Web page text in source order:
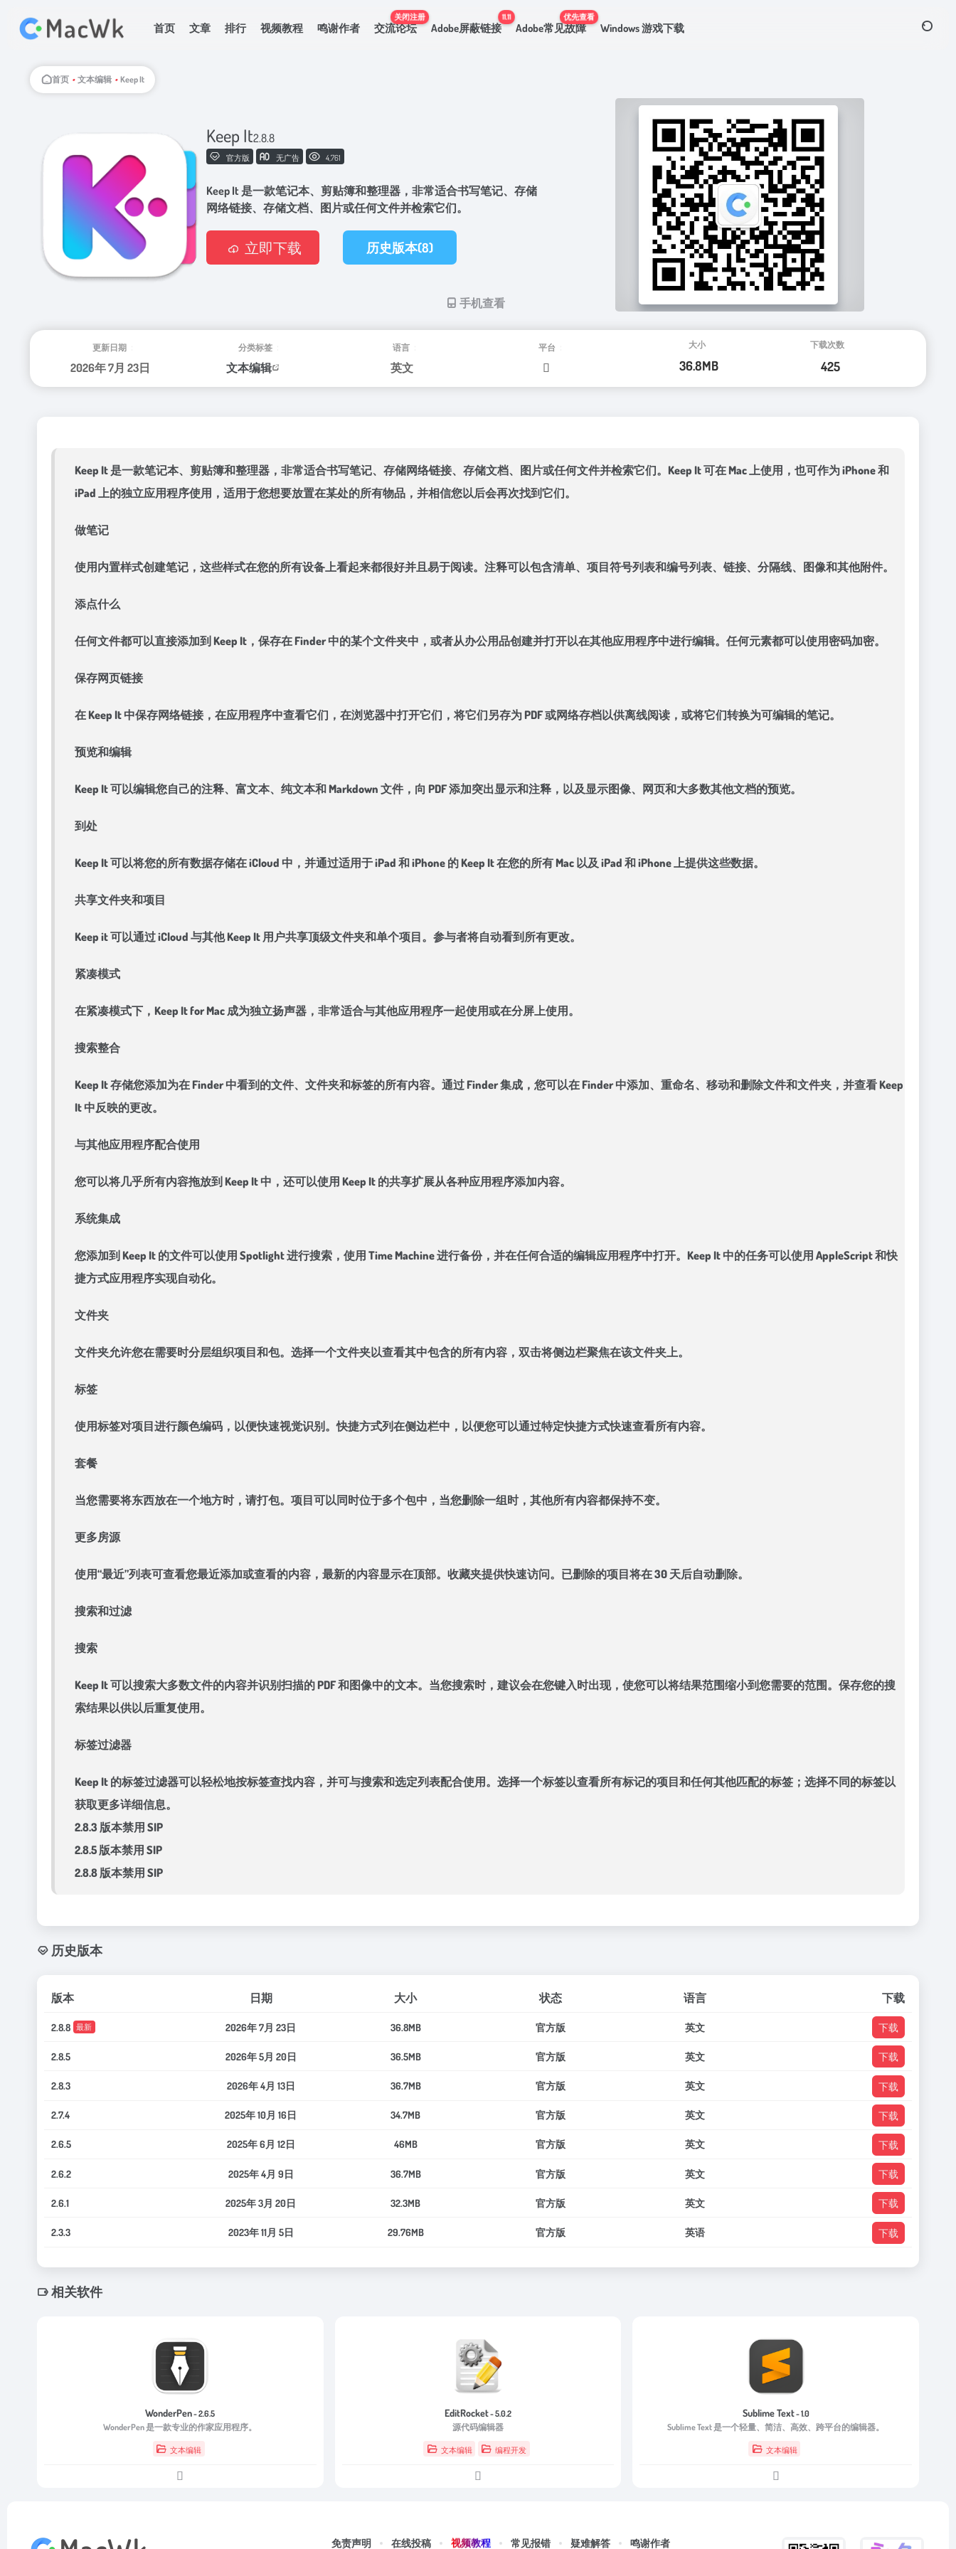
首页 文章 排行 视频教程 鸣谢作者 交流论坛
关闭注册
Adobe屏蔽链接
11.11
Adobe常见故障
优先查看
Windows 游戏下载
首页 • 文本编辑 • Keep It
Keep It2.8.8
官方版 无广告 4,761
Keep It 是一款笔记本、剪贴簿和整理器，非常适合书写笔记、存储
网络链接、存储文档、图片或任何文件并检索它们。
更新日期：
2026年 7月 23日
分类标签：
文本编辑
语言：
英文
平台：
立即下载 历史版本(8)
手机查看
Keep It 是一款笔记本、剪贴簿和整理器，非常适合书写笔记、存储网络链接、存储文档、图片或任何文件并检索它们。Keep It 可在 Mac 上使用，也可作为 iPhone 和
iPad 上的独立应用程序使用，适用于您想要放置在某处的所有物品，并相信您以后会再次找到它们。
做笔记
使用内置样式创建笔记，这些样式在您的所有设备上看起来都很好并且易于阅读。注释可以包含清单、项目符号列表和编号列表、链接、分隔线、图像和其他附件。
添点什么
任何文件都可以直接添加到 Keep It，保存在 Finder 中的某个文件夹中，或者从办公用品创建并打开以在其他应用程序中进行编辑。任何元素都可以使用密码加密。
保存网页链接
在 Keep It 中保存网络链接，在应用程序中查看它们，在浏览器中打开它们，将它们另存为 PDF 或网络存档以供离线阅读，或将它们转换为可编辑的笔记。
预览和编辑
Keep It 可以编辑您自己的注释、富文本、纯文本和 Markdown 文件，向 PDF 添加突出显示和注释，以及显示图像、网页和大多数其他文档的预览。
到处
Keep It 可以将您的所有数据存储在 iCloud 中，并通过适用于 iPad 和 iPhone 的 Keep It 在您的所有 Mac 以及 iPad 和 iPhone 上提供这些数据。
共享文件夹和项目
Keep it 可以通过 iCloud 与其他 Keep It 用户共享顶级文件夹和单个项目。参与者将自动看到所有更改。
紧凑模式
在紧凑模式下，Keep It for Mac 成为独立扬声器，非常适合与其他应用程序一起使用或在分屏上使用。
搜索整合
Keep It 存储您添加为在 Finder 中看到的文件、文件夹和标签的所有内容。通过 Finder 集成，您可以在 Finder 中添加、重命名、移动和删除文件和文件夹，并查看 Keep
It 中反映的更改。
与其他应用程序配合使用
您可以将几乎所有内容拖放到 Keep It 中，还可以使用 Keep It 的共享扩展从各种应用程序添加内容。
系统集成
您添加到 Keep It 的文件可以使用 Spotlight 进行搜索，使用 Time Machine 进行备份，并在任何合适的编辑应用程序中打开。Keep It 中的任务可以使用 AppleScript 和快
捷方式应用程序实现自动化。
文件夹
文件夹允许您在需要时分层组织项目和包。选择一个文件夹以查看其中包含的所有内容，双击将侧边栏聚焦在该文件夹上。
标签
使用标签对项目进行颜色编码，以便快速视觉识别。快捷方式列在侧边栏中，以便您可以通过特定快捷方式快速查看所有内容。
套餐
当您需要将东西放在一个地方时，请打包。项目可以同时位于多个包中，当您删除一组时，其他所有内容都保持不变。
更多房源
使用“最近”列表可查看您最近添加或查看的内容，最新的内容显示在顶部。收藏夹提供快速访问。已删除的项目将在 30 天后自动删除。
搜索和过滤
搜索
Keep It 可以搜索大多数文件的内容并识别扫描的 PDF 和图像中的文本。当您搜索时，建议会在您键入时出现，使您可以将结果范围缩小到您需要的范围。保存您的搜
索结果以供以后重复使用。
标签过滤器
Keep It 的标签过滤器可以轻松地按标签查找内容，并可与搜索和选定列表配合使用。选择一个标签以查看所有标记的项目和任何其他匹配的标签；选择不同的标签以
获取更多详细信息。
2.8.3 版本禁用 SIP
2.8.5 版本禁用 SIP
2.8.8 版本禁用 SIP
历史版本
版本 日期 大小 状态 语言 下载
2.8.8 最新 2026年 7月 23日 36.8MB 官方版 英文 下载
2.8.5 2026年 5月 20日 36.5MB 官方版 英文 下载
2.8.3 2026年 4月 13日 36.7MB 官方版 英文 下载
2.7.4 2025年 10月 16日 34.7MB 官方版 英文 下载
2.6.5 2025年 6月 12日 46MB 官方版 英文 下载
2.6.2 2025年 4月 9日 36.7MB 官方版 英文 下载
2.6.1 2025年 3月 20日 32.3MB 官方版 英文 下载
2.3.3 2023年 11月 5日 29.76MB 官方版 英语 下载
相关软件
WonderPen- 2.6.5
WonderPen 是一款专业的作家应用程序。
文本编辑
EditRocket- 5.0.2
源代码编辑器
文本编辑 编程开发
Sublime Text- 1.0
Sublime Text 是一个轻量、简洁、高效、跨平台的编辑器。
文本编辑
免责声明 在线投稿 视频教程 常见报错 疑难解答 鸣谢作者